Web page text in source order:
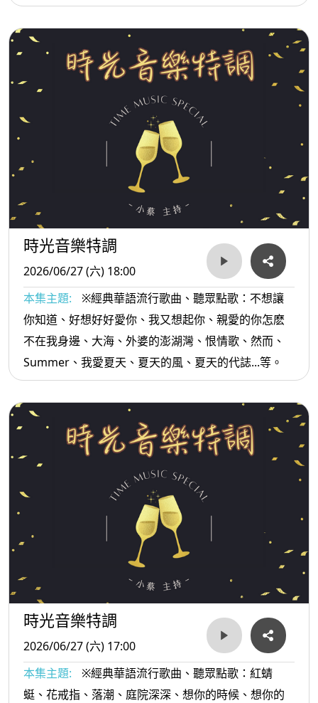
雙、喝酒講酒話、足芳足芳...等。
時光音樂特調
2026/06/27 (六) 18:00
本集主題:
※經典華語流行歌曲、聽眾點歌：不想讓
你知道、好想好好愛你、我又想起你、親愛的你怎麽
不在我身邊、大海、外婆的澎湖灣、恨情歌、然而、
Summer、我愛夏天、夏天的風、夏天的代誌...等。
時光音樂特調
2026/06/27 (六) 17:00
本集主題:
※經典華語流行歌曲、聽眾點歌：紅蜻
蜓、花戒指、落潮、庭院深深、想你的時候、想你的